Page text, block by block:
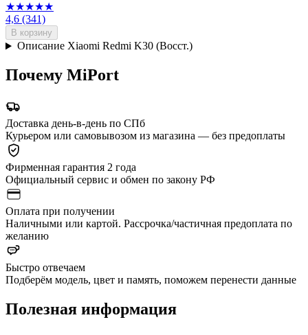
★★★★★
4,6 (341)
В корзину
Описание Xiaomi Redmi K30 (Восст.)
Почему MiPort
Доставка день-в-день по СПб
Курьером или самовывозом из магазина — без предоплаты
Фирменная гарантия 2 года
Официальный сервис и обмен по закону РФ
Оплата при получении
Наличными или картой. Рассрочка/частичная предоплата по
желанию
Быстро отвечаем
Подберём модель, цвет и память, поможем перенести данные
Полезная информация